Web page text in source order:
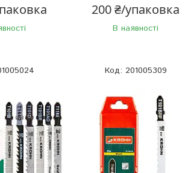
200 ₴/упаковка
В наявності
201005309